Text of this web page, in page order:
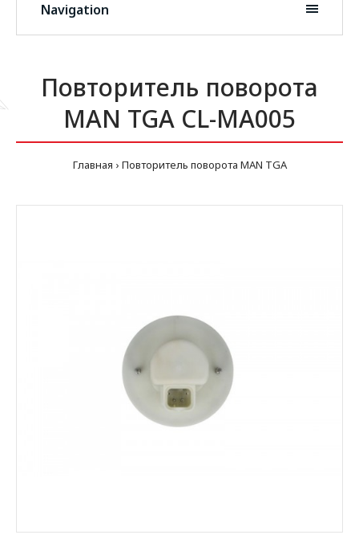
Navigation
Повторитель поворота
MAN TGA CL-MA005
Главная Повторитель поворота MAN TGA